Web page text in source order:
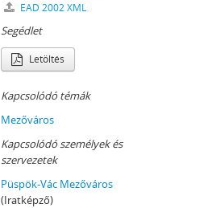
EAD 2002 XML
Segédlet
Letöltés
Kapcsolódó témák
Mezőváros
Kapcsolódó személyek és
szervezetek
Püspök-Vác Mezőváros
(Iratképző)